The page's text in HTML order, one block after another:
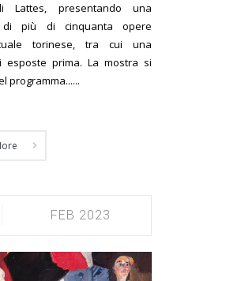
Lattes, presentando una
di più di cinquanta opere
torinese, tra cui una
esposte prima. La mostra si
programma......
FEB 2023